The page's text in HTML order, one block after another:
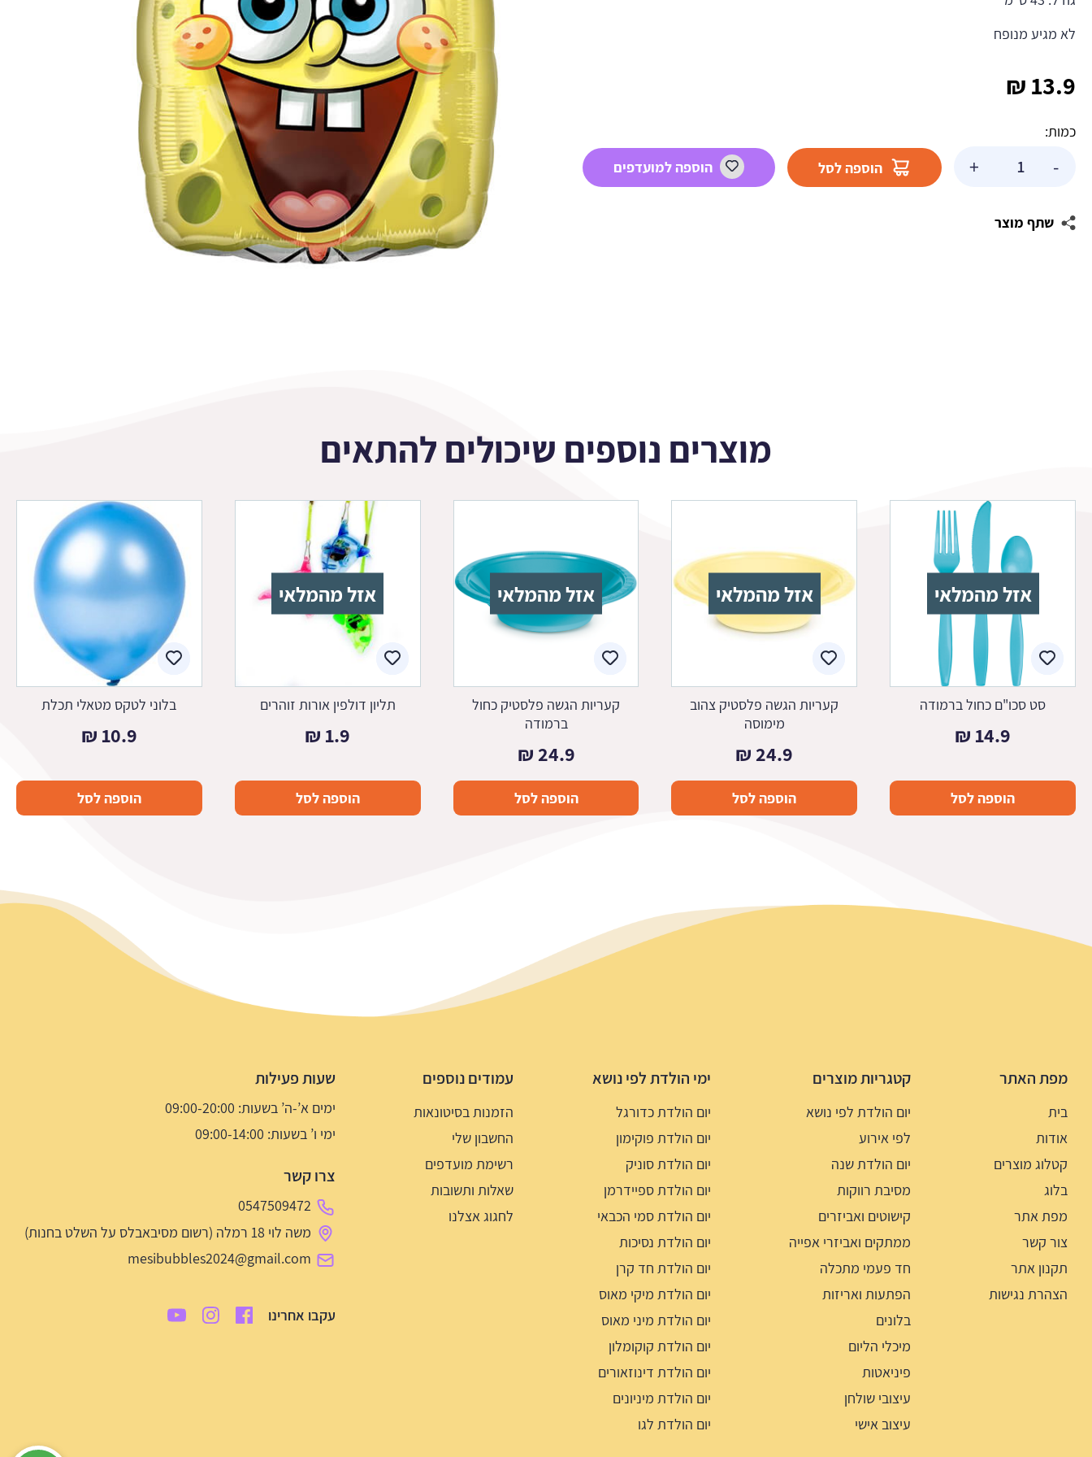
לא מגיע מנופח
13.9
₪
כמות:
-
של
בוב
+ הוספה לסל הוספה למועדפים
שתף מוצר
מוצרים נוספים שיכולים להתאים
אזל מהמלאי
סט סכו"ם כחול ברמודה
14.9
₪
הוספה לסל
אזל מהמלאי
קעריות הגשה פלסטיק צהוב
מימוסה
24.9
₪
הוספה לסל
אזל מהמלאי
קעריות הגשה פלסטיק כחול
ברמודה
24.9
₪
הוספה לסל
אזל מהמלאי
תליון דולפין אורות זוהרים
1.9
₪
הוספה לסל
בלוני לטקס מטאלי תכלת
10.9
₪
הוספה לסל
מפת האתר
בית
אודות
קטלוג מוצרים
בלוג
מפת אתר
צור קשר
תקנון אתר
הצהרת נגישות
קטגריות מוצרים
יום הולדת לפי נושא
לפי אירוע
יום הולדת שנה
מסיבת רווקות
קישוטים ואביזרים
ממתקים ואביזרי אפייה
חד פעמי מתכלה
הפתעות ואריזות
בלונים
מיכלי הליום
פיניאטות
עיצובי שולחן
עיצוב אישי
ימי הולדת לפי נושא
יום הולדת כדורגל
יום הולדת פוקימון
יום הולדת סוניק
יום הולדת ספיידרמן
יום הולדת סמי הכבאי
יום הולדת נסיכות
יום הולדת חד קרן
יום הולדת מיקי מאוס
יום הולדת מיני מאוס
יום הולדת קוקומלון
יום הולדת דינוזאורים
יום הולדת מיניונים
יום הולדת לגו
עמודים נוספים
הזמנות בסיטונאות
החשבון שלי
רשימת מועדפים
שאלות ותשובות
לחגוג אצלנו
שעות פעילות
ימים א’-ה’ בשעות: 09:00-20:00
ימי ו’ בשעות: 09:00-14:00
צרו קשר
0547509472
משה לוי 18 רמלה (רשום מסיבאבלס על השלט בחנות)
mesibubbles2024@gmail.com
עקבו אחרינו